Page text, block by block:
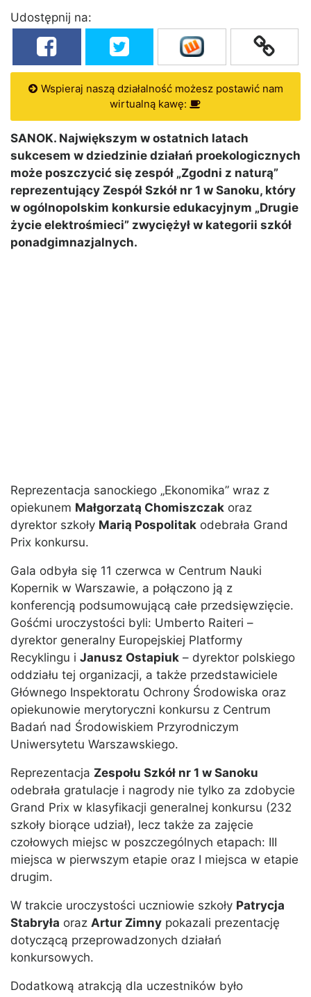
Udostępnij na:
Wspieraj naszą działalność możesz postawić nam
wirtualną kawę:
SANOK. Największym w ostatnich latach
sukcesem w dziedzinie działań proekologicznych
może poszczycić się zespół „Zgodni z naturą”
reprezentujący Zespół Szkół nr 1 w Sanoku, który
w ogólnopolskim konkursie edukacyjnym „Drugie
życie elektrośmieci” zwyciężył w kategorii szkół
ponadgimnazjalnych.
Reprezentacja sanockiego „Ekonomika” wraz z
opiekunem Małgorzatą Chomiszczak oraz
dyrektor szkoły Marią Pospolitak odebrała Grand
Prix konkursu.
Gala odbyła się 11 czerwca w Centrum Nauki
Kopernik w Warszawie, a połączono ją z
konferencją podsumowującą całe przedsięwzięcie.
Gośćmi uroczystości byli: Umberto Raiteri –
dyrektor generalny Europejskiej Platformy
Recyklingu i Janusz Ostapiuk – dyrektor polskiego
oddziału tej organizacji, a także przedstawiciele
Głównego Inspektoratu Ochrony Środowiska oraz
opiekunowie merytoryczni konkursu z Centrum
Badań nad Środowiskiem Przyrodniczym
Uniwersytetu Warszawskiego.
Reprezentacja Zespołu Szkół nr 1 w Sanoku
odebrała gratulacje i nagrody nie tylko za zdobycie
Grand Prix w klasyfikacji generalnej konkursu (232
szkoły biorące udział), lecz także za zajęcie
czołowych miejsc w poszczególnych etapach: III
miejsca w pierwszym etapie oraz I miejsca w etapie
drugim.
W trakcie uroczystości uczniowie szkoły Patrycja
Stabryła oraz Artur Zimny pokazali prezentację
dotyczącą przeprowadzonych działań
konkursowych.
Dodatkową atrakcją dla uczestników było